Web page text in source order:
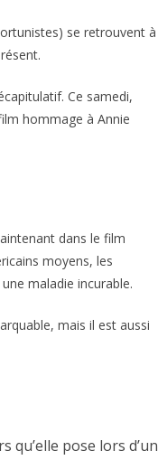
se retrouvent à
Ce samedi,
hommage à Annie
dans le film
moyens, les
maladie incurable.
mais il est aussi
qu’elle pose lors d’un